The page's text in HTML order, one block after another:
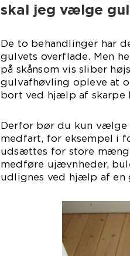
skal jeg vælge
De to behandlinger har
gulvets overflade. Men
på skånsom vis sliber
gulvafhøvling opleve at
bort ved hjælp af skarpe
Derfor bør du kun
medfart, for eksempel i
udsættes for store
medføre ujævnheder,
udlignes ved hjælp af en